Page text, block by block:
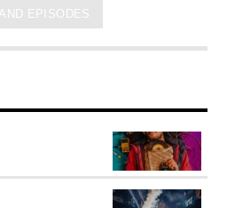
EPISODES